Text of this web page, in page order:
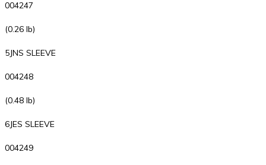
004247
(0.26 lb)
5JNS SLEEVE
004248
(0.48 lb)
6JES SLEEVE
004249